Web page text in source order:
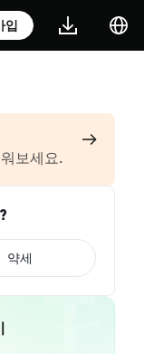
입
보세요.
약세